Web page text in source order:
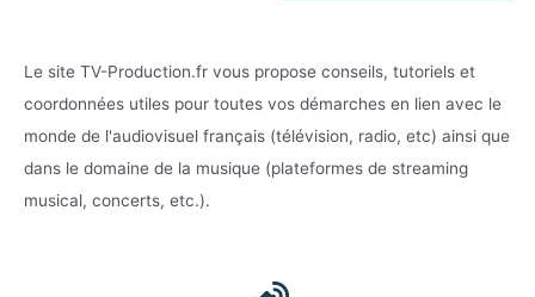
Le site TV-Production.fr vous propose conseils, tutoriels et
coordonnées utiles pour toutes vos démarches en lien avec le
monde de l'audiovisuel français (télévision, radio, etc) ainsi que
dans le domaine de la musique (plateformes de streaming
musical, concerts, etc.).